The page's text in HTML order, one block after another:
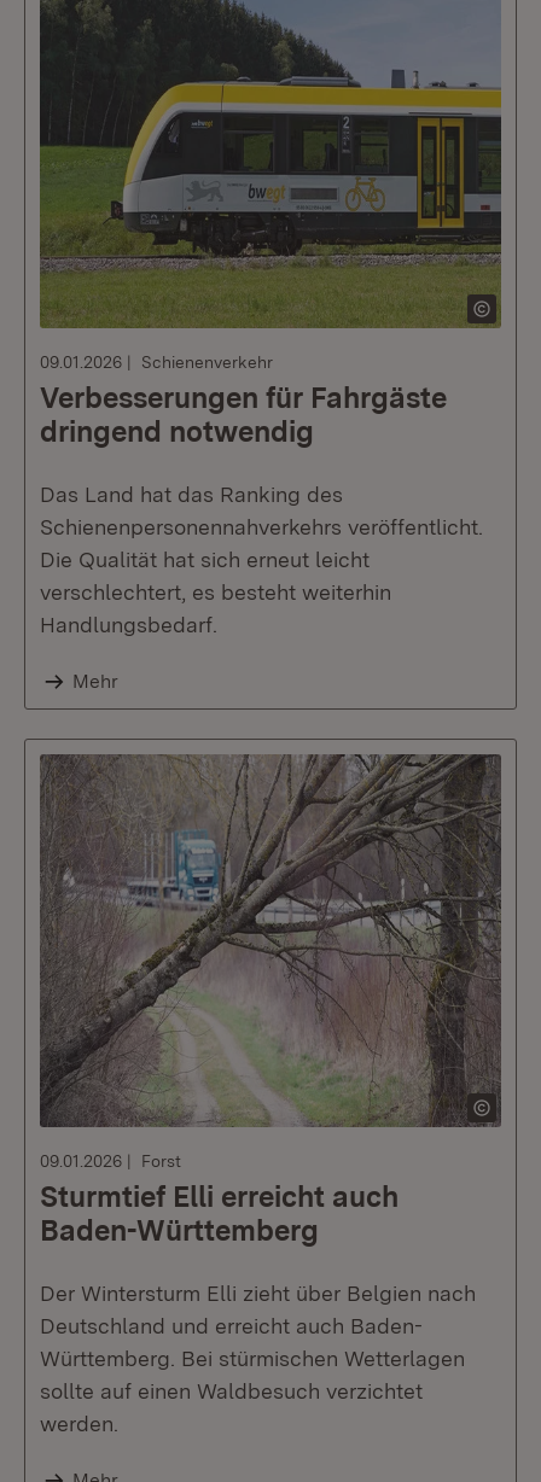
09.01.2026 Schienenverkehr
Verbesserungen für Fahrgäste
dringend notwendig
Das Land hat das Ranking des
Schienenpersonennahverkehrs veröffentlicht.
Die Qualität hat sich erneut leicht
verschlechtert, es besteht weiterhin
Handlungsbedarf.
Mehr
09.01.2026 Forst
Sturmtief Elli erreicht auch
Baden-Württemberg
Der Wintersturm Elli zieht über Belgien nach
Deutschland und erreicht auch Baden-
Württemberg. Bei stürmischen Wetterlagen
sollte auf einen Waldbesuch verzichtet
werden.